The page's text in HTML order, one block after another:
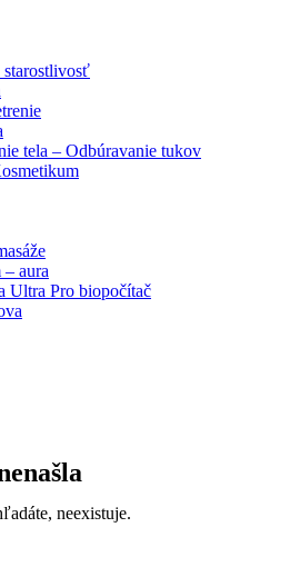
starostlivosť
tela – Odbúravanie tukov
– aura
Ultra Pro biopočítač
neexistuje.